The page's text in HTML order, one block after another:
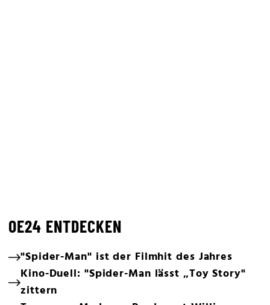
OE24 ENTDECKEN
"Spider-Man" ist der Filmhit des Jahres
Kino-Duell: "Spider-Man lässt „Toy Story"
zittern